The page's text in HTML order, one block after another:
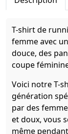
T-shirt de
femme avec
douce, des
coupe
Voici notre T-
génération
par des
et doux, vous
même